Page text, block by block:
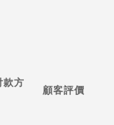
款方
顧客評價